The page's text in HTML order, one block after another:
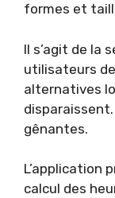
formes et
Il s’agit de la
utilisateurs
alternatives
disparaissent.
gênantes.
L’application
calcul des